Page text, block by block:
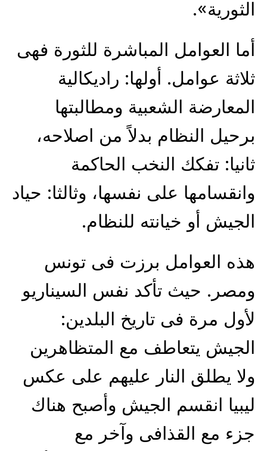
الثورية».
أما العوامل المباشرة للثورة فهى
ثلاثة عوامل. أولها: راديكالية
المعارضة الشعبية ومطالبتها
برحيل النظام بدلاً من اصلاحه،
ثانيا: تفكك النخب الحاكمة
وانقسامها على نفسها، وثالثا: حياد
الجيش أو خيانته للنظام.
هذه العوامل برزت فى تونس
ومصر. حيث تأكد نفس السيناريو
لأول مرة فى تاريخ البلدين:
الجيش يتعاطف مع المتظاهرين
ولا يطلق النار عليهم على عكس
ليبيا انقسم الجيش وأصبح هناك
جزء مع القذافى وآخر مع